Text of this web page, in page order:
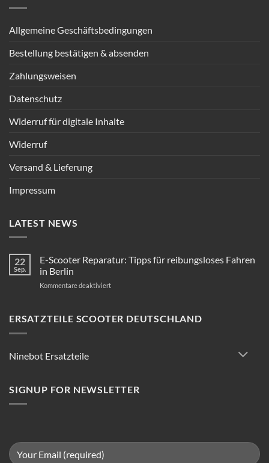
Allgemeine Geschäftsbedingungen
Bestellung bestätigen & absenden
Zahlungsweisen
Datenschutz
Widerruf für digitale Inhalte
Widerruf
Versand & Lieferung
Impressum
LATEST NEWS
22
Sep.
E-Scooter Reparatur: Tipps für reibungsloses Fahren
in Berlin
Kommentare deaktiviertfür
Reparatur:
ERSATZTEILE SCOOTER DEUTSCHLAND
Ninebot Ersatzteile
SIGNUP FOR NEWSLETTER